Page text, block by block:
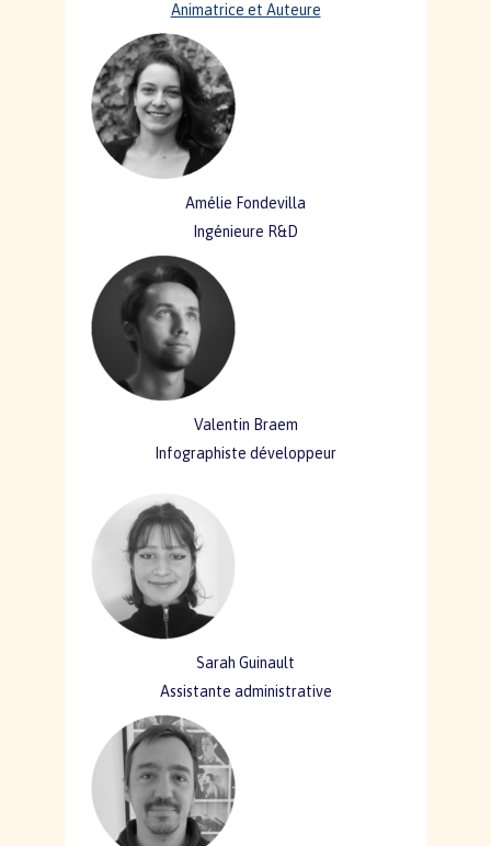
Animatrice et Auteure
Amélie Fondevilla
Ingénieure R&D
Valentin Braem
Infographiste développeur
Sarah Guinault
Assistante administrative